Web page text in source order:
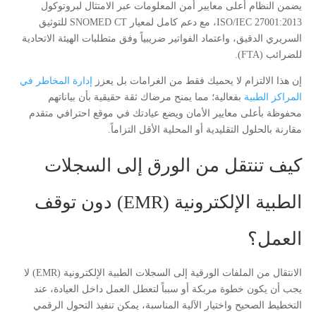
يضمن النظام أعلى معايير أمن المعلومات عبر الامتثال لبروتوكول
ISO/IEC 27001:2013، مع دعم كامل لمعيار SNOMED CT للتوثيق
السريري الدقيق، واعتماد الفواتير ضريبياً وفق متطلبات الهيئة الاتحادية
للضرائب (FTA).
إن هذا الالتزام لا يحميك فقط من الغرامات بل يعزز
إدارة المخاطر في
المراكز الطبية بفعالية؛ مما يمنح مرضاك ثقة حقيقية بأن بياناتهم
محفوظة بأعلى معايير الأمان ويضع عيادتك في موقع احترافي متقدم
مقارنة بالحلول التقليدية أو المحلية الأقل التزاماً.
كيف تنتقل من الورق إلى السجلات
الطبية الإلكترونية (EMR) دون توقف
العمل؟
الانتقال من الملفات الورقية إلى السجلات الطبية الإلكترونية (EMR) لا
يجب أن يكون خطوة مربكة أو سبباً لتعطل العمل داخل العيادة، عند
التخطيط الصحيح واختيار الآلية المناسبة، يمكن تنفيذ التحول الرقمي